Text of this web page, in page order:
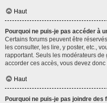
Haut
Pourquoi ne puis-je pas accéder à
Certains forums peuvent être
les consulter, les lire, y poster, etc.,
rapportant. Seuls les modérateurs
accorder ces accès, vous devez donc
Haut
Pourquoi ne puis-je pas joindre